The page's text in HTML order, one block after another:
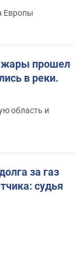
Европы
жары прошел
в реки.
область и
за газ
судья